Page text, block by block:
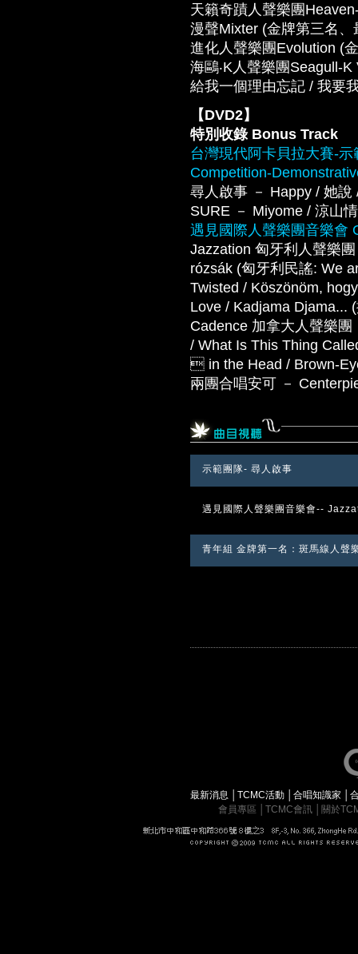
天籟奇蹟人聲樂團
漫聲Mixter (金牌第三名
進化人聲樂團Evolution (
海鷗‧K人聲樂團Seagull-
給我一個理由忘記 / 我要
【DVD2】
特別收錄 Bonus Track
台灣現代阿卡貝拉大賽-
Competition-
尋人啟事 － Happy / 她
SURE － Miyome / 涼山
遇見國際人聲樂團音樂會
Jazzation 匈牙利人聲樂
rózsák (匈牙利民謠: We
Twisted / Köszönöm,
Love / Kadjama Djama...
Cadence 加拿大人聲樂
/ What Is This Thing
 in the Head / Brown-
兩團合唱安可 －
示範團隊- 尋人啟事
遇見國際人聲樂團音樂會--
青年組 金牌第一名：斑馬線人
最新消息 │TCMC活動 │合唱知識家 │
會員專區
TCMC會訊 關於